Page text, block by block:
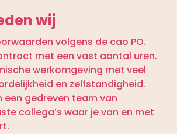
wij
volgens de cao PO.
met een vast aantal uren.
werkomgeving met veel
en zelfstandigheid.
een gedreven team van
collega’s waar je van en met